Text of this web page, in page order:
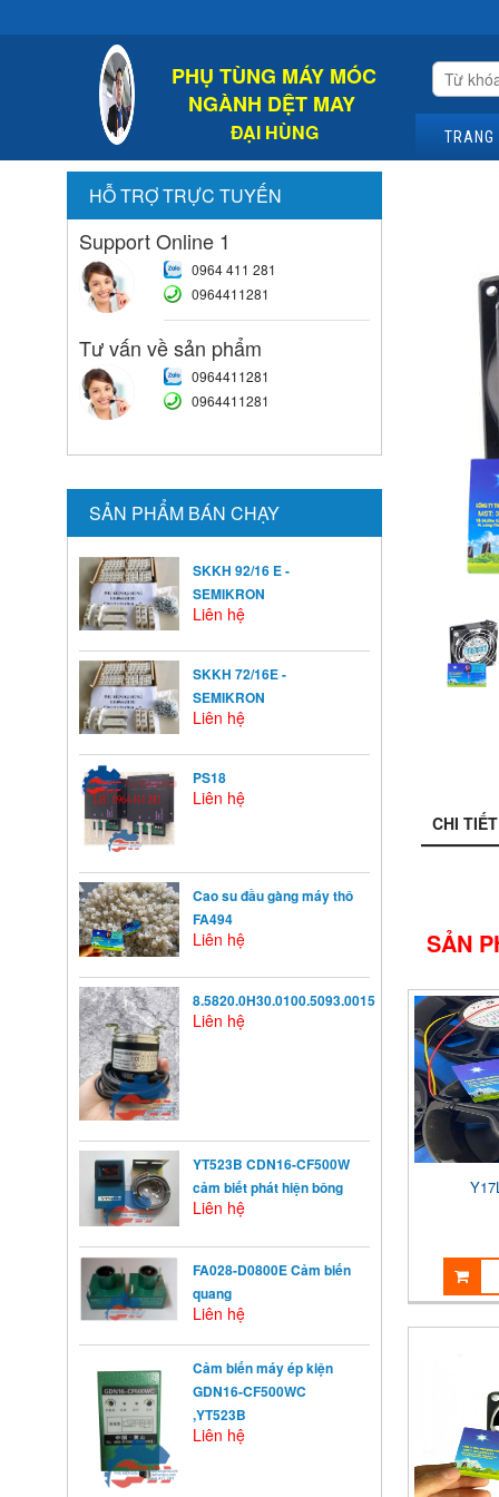
Chào
PHỤ TÙNG MÁY MÓC
NGÀNH DỆT MAY
ĐẠI HÙNG TRANG
HỖ TRỢ TRỰC TUYẾN
Support Online 1
0964 411 281
0964411281
Tư vấn về sản phẩm
0964411281
0964411281
SẢN PHẨM BÁN CHẠY
SKKH 92/16 E -
SEMIKRON
Liên hệ
SKKH 72/16E -
SEMIKRON
Liên hệ
PS18
Liên hệ
Cao su đầu gàng máy thô
FA494
Liên hệ
8.5820.0H30.0100.5093.0015
Liên hệ
YT523B CDN16-CF500W
cảm biết phát hiện bông
Liên hệ
FA028-D0800E Cảm biến
quang
Liên hệ
Cảm biến máy ép kiện
GDN16-CF500WC
,YT523B
Liên hệ
KHỞI ĐỘNG TỪ LÀ GÌ?
Khởi động từ (KĐT) là một loại
khí cụ điện dùng ...
NGUYÊN NHÂN ẢNH
CHI TIẾT
SẢN